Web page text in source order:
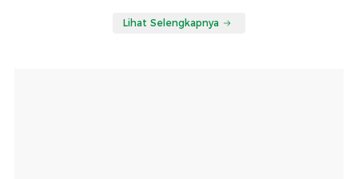
Lihat Selengkapnya